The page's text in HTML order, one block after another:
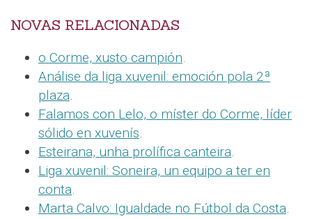
NOVAS RELACIONADAS
o Corme, xusto campión.
Análise da liga xuvenil: emoción pola 2ª
plaza.
Falamos con Lelo, o míster do Corme, líder
sólido en xuvenís.
Esteirana, unha prolífica canteira.
Liga xuvenil: Soneira, un equipo a ter en
conta.
Marta Calvo: Igualdade no Fútbol da Costa.